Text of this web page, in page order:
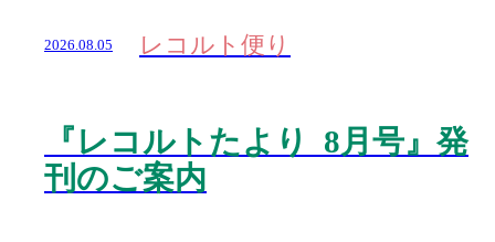
2026.08.05 レコルト便り
『レコルトたより 8月号』発
刊のご案内